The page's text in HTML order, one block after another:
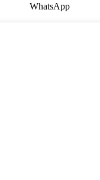
WhatsApp